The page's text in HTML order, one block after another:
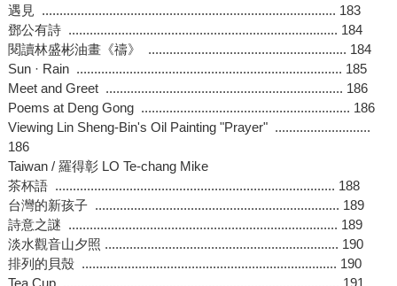
遇見 ................................................................................... 183
鄧公有詩 ............................................................................ 184
閱讀林盛彬油畫《禱》 ........................................................ 184
Sun · Rain ........................................................................... 185
Meet and Greet ................................................................... 186
Poems at Deng Gong ........................................................... 186
Viewing Lin Sheng-Bin's Oil Painting "Prayer" ...........................
186
Taiwan / 羅得彰 LO Te-chang Mike
茶杯語 ............................................................................... 188
台灣的新孩子 ..................................................................... 189
詩意之謎 ............................................................................ 189
淡水觀音山夕照 .................................................................. 190
排列的貝殼 ........................................................................ 190
Tea Cup .............................................................................. 191